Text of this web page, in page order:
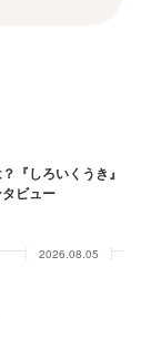
『しろいくうき』
ビュー
2026.08.05